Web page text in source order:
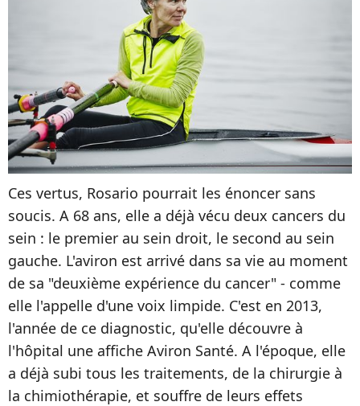
Ces vertus, Rosario pourrait les énoncer sans
soucis. A 68 ans, elle a déjà vécu deux cancers du
sein : le premier au sein droit, le second au sein
gauche. L'aviron est arrivé dans sa vie au moment
de sa "deuxième expérience du cancer" - comme
elle l'appelle d'une voix limpide. C'est en 2013,
l'année de ce diagnostic, qu'elle découvre à
l'hôpital une affiche Aviron Santé. A l'époque, elle
a déjà subi tous les traitements, de la chirurgie à
la chimiothérapie, et souffre de leurs effets